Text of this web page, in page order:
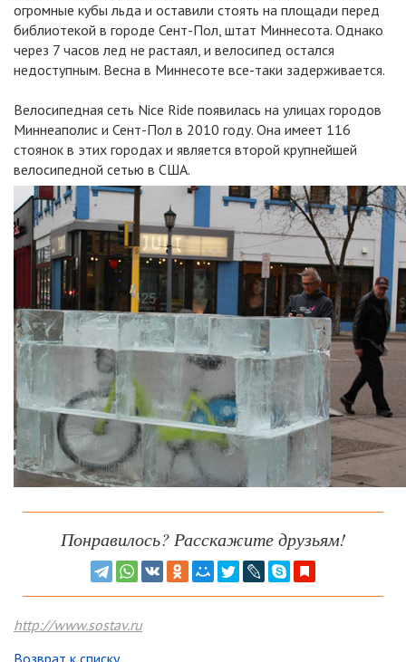
огромные кубы льда и оставили стоять на площади перед
библиотекой в городе Сент-Пол, штат Миннесота. Однако
через 7 часов лед не растаял, и велосипед остался
недоступным. Весна в Миннесоте все-таки задерживается.
Велосипедная сеть Nice Ride появилась на улицах городов
Миннеаполис и Сент-Пол в 2010 году. Она имеет 116
стоянок в этих городах и является второй крупнейшей
велосипедной сетью в США.
Понравилось? Расскажите друзьям!
http://www.sostav.ru
Возврат к списку